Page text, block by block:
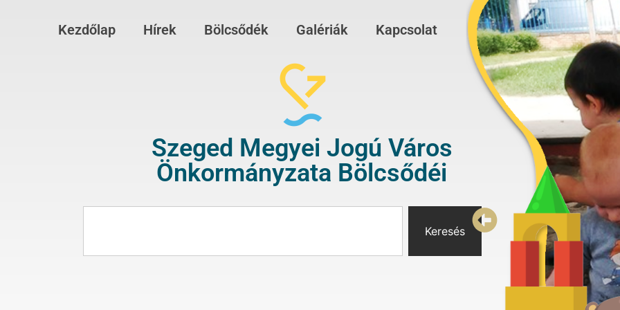
Kezdőlap Hírek Bölcsődék Galériák Kapcsolat
Szeged Megyei Jogú Város
Önkormányzata Bölcsődéi
Keresés